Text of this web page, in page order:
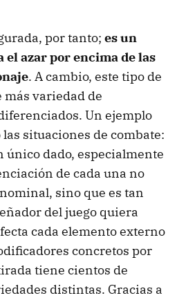
por tanto; es un
el azar por encima de las
. A cambio, este tipo de
variedad de
Un ejemplo
situaciones de combate:
único dado, especialmente
de cada una no
sino que es tan
del juego quiera
cada elemento externo
concretos por
tiene cientos de
distintas. Gracias a